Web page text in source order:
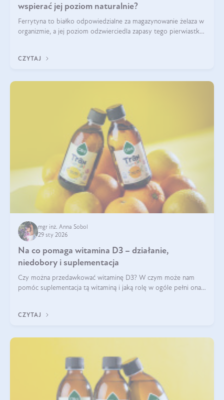
wspierać jej poziom naturalnie?
Ferrytyna to białko odpowiedzialne za magazynowanie żelaza w
organizmie, a jej poziom odzwierciedla zapasy tego pierwiastka.
funkcjonowanie (
CZYTAJ
mgr inż. Anna Sobol
29 sty 2026
Na co pomaga witamina D3 – działanie,
niedobory i suplementacja
Czy można przedawkować witaminę D3? W czym może nam
pomóc suplementacja tą witaminą i jaką rolę w ogóle pełni ona
robić?
CZYTAJ